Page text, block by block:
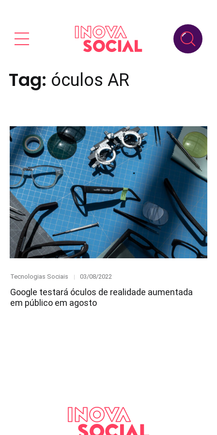
Tag: óculos AR
Category
Tecnologias Sociais
Posted
03/08/2022
Google testará óculos de realidade aumentada
em público em agosto